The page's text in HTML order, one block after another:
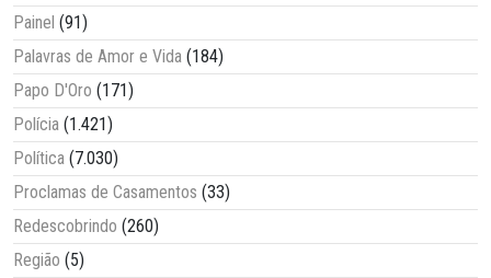
Painel (91)
Palavras de Amor e Vida (184)
Papo D'Oro (171)
Polícia (1.421)
Política (7.030)
Proclamas de Casamentos (33)
Redescobrindo (260)
Região (5)